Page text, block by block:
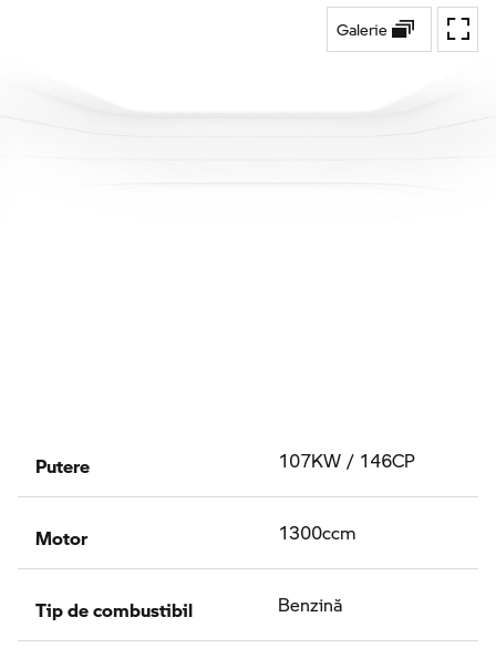
Galerie
Putere 107KW / 146CP
Motor 1300ccm
Tip de combustibil Benzină